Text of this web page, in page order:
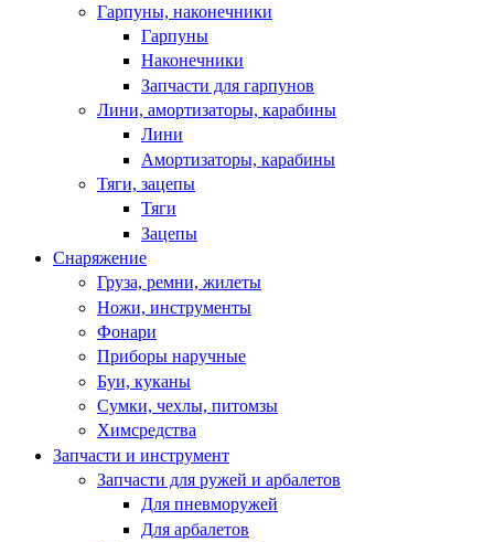
Гарпуны, наконечники
Гарпуны
Наконечники
Запчасти для гарпунов
Лини, амортизаторы, карабины
Лини
Амортизаторы, карабины
Тяги, зацепы
Тяги
Зацепы
Снаряжение
Груза, ремни, жилеты
Ножи, инструменты
Фонари
Приборы наручные
Буи, куканы
Сумки, чехлы, питомзы
Химсредства
Запчасти и инструмент
Запчасти для ружей и арбалетов
Для пневморужей
Для арбалетов